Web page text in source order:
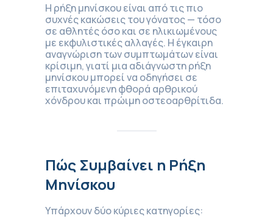
Η ρήξη μηνίσκου είναι από τις πιο
συχνές κακώσεις του γόνατος — τόσο
σε αθλητές όσο και σε ηλικιωμένους
με εκφυλιστικές αλλαγές. Η έγκαιρη
αναγνώριση των συμπτωμάτων είναι
κρίσιμη, γιατί μια αδιάγνωστη ρήξη
μηνίσκου μπορεί να οδηγήσει σε
επιταχυνόμενη φθορά αρθρικού
χόνδρου και πρώιμη οστεοαρθρίτιδα.
Πώς Συμβαίνει η Ρήξη
Μηνίσκου
Υπάρχουν δύο κύριες κατηγορίες: